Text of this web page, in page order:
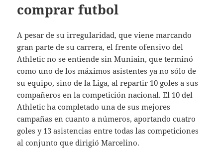
comprar futbol
A pesar de su irregularidad, que viene marcando
gran parte de su carrera, el frente ofensivo del
Athletic no se entiende sin Muniain, que terminó
como uno de los máximos asistentes ya no sólo de
su equipo, sino de la Liga, al repartir 10 goles a sus
compañeros en la competición nacional. El 10 del
Athletic ha completado una de sus mejores
campañas en cuanto a números, aportando cuatro
goles y 13 asistencias entre todas las competiciones
al conjunto que dirigió Marcelino.